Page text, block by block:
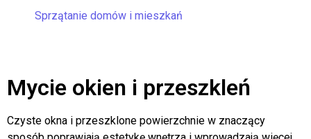
czystości. Harmonogram sprzątania dopasowujemy do
potrzeb klienta, aby nie zakłócać codziennej pracy firmy.
Mycie okien i przeszkleń